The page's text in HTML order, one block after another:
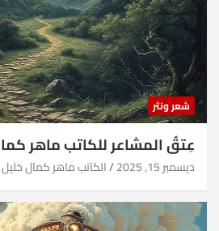
شعر ونثر
عِتقُ المشاعر للكاتب ماهر
ديسمبر 15, 2025 الكاتب ماهر كمال خليل